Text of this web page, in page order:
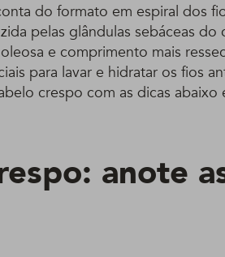
do formato em espiral dos
pelas glândulas sebáceas do
e comprimento mais
para lavar e hidratar os fios
crespo com as dicas abaixo
anote